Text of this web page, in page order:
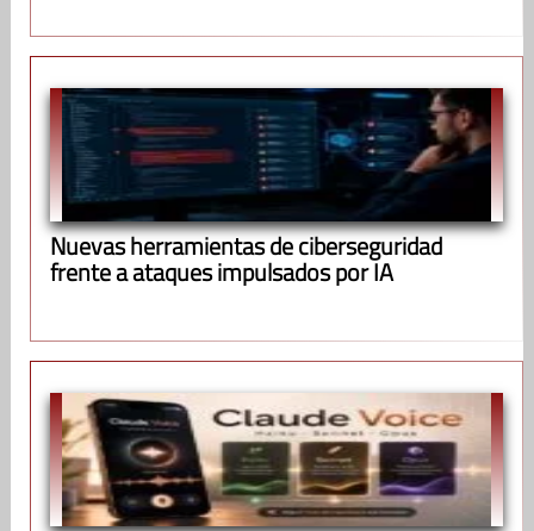
Nuevas herramientas de ciberseguridad
frente a ataques impulsados por IA